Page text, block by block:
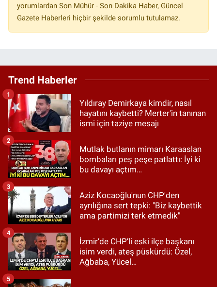
yorumlardan Son Mühür - Son Dakika Haber, Güncel
Gazete Haberleri hiçbir şekilde sorumlu tutulamaz.
Trend Haberler
Yıldıray Demirkaya kimdir, nasıl
hayatını kaybetti? Merter'in tanınan
ismi için taziye mesajı
1
Mutlak butlanın mimarı Karaaslan
bombaları peş peşe patlattı: İyi ki
bu davayı açtım…
2
Aziz Kocaoğlu'nun CHP'den
ayrılığına sert tepki: "Biz kaybettik
ama partimizi terk etmedik"
3
İzmir’de CHP’li eski ilçe başkanı
isim verdi, ateş püskürdü: Özel,
Ağbaba, Yücel…
4
5